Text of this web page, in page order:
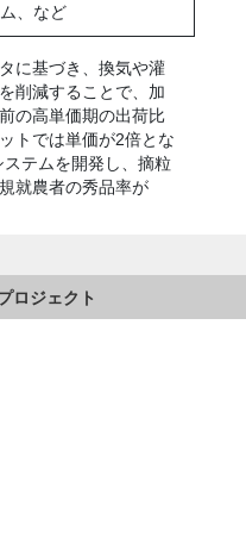
、など
に基づき、換気や灌
削減することで、加
の高単価期の出荷比
トでは単価が2倍とな
テムを開発し、摘粒
就農者の秀品率が